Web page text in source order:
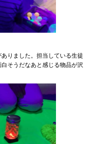
りました。担当している生徒
そうだなあと感じる物品が沢